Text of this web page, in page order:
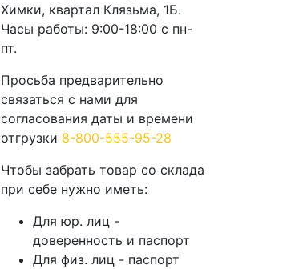
Химки, квартал Клязьма, 1Б.
Часы работы: 9:00-18:00 с пн-
пт.
Просьба предварительно
связаться с нами для
согласования даты и времени
отгрузки 8-800-555-95-28
Чтобы забрать товар со склада
при себе нужно иметь:
Для юр. лиц -
доверенность и паспорт
Для физ. лиц - паспорт